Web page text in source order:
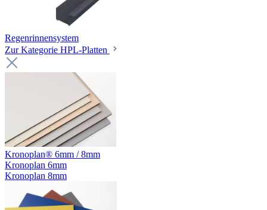
Regenrinnensystem
Zur Kategorie HPL-Platten
Kronoplan® 6mm / 8mm
Kronoplan 6mm
Kronoplan 8mm